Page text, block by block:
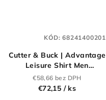
Cutter & Buck | Advantage
Leisure Shirt Men
Voľnočasová
košeľa_68.2414
€58,66 bez DPH
€72,15 / ks
KÓD:68241400201